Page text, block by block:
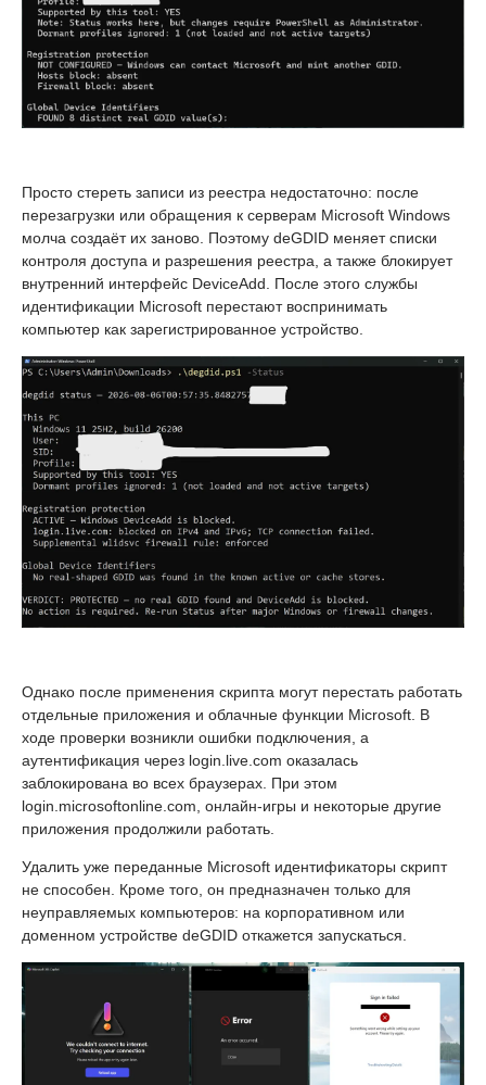
Просто стереть записи из реестра недостаточно: после
перезагрузки или обращения к серверам Microsoft Windows
молча создаёт их заново. Поэтому deGDID меняет списки
контроля доступа и разрешения реестра, а также блокирует
внутренний интерфейс DeviceAdd. После этого службы
идентификации Microsoft перестают воспринимать
компьютер как зарегистрированное устройство.
Однако после применения скрипта могут перестать работать
отдельные приложения и облачные функции Microsoft. В
ходе проверки возникли ошибки подключения, а
аутентификация через login.live.com оказалась
заблокирована во всех браузерах. При этом
login.microsoftonline.com, онлайн-игры и некоторые другие
приложения продолжили работать.
Удалить уже переданные Microsoft идентификаторы скрипт
не способен. Кроме того, он предназначен только для
неуправляемых компьютеров: на корпоративном или
доменном устройстве deGDID откажется запускаться.